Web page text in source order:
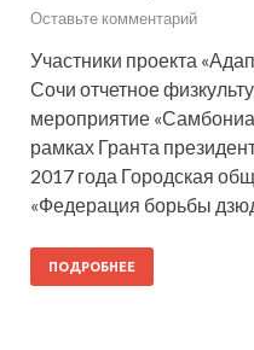
Оставьте комментарий
Участники проекта
Сочи отчетное
мероприятие
рамках Гранта
2017 года Городская
«Федерация борьбы
ПОДРОБНЕЕ